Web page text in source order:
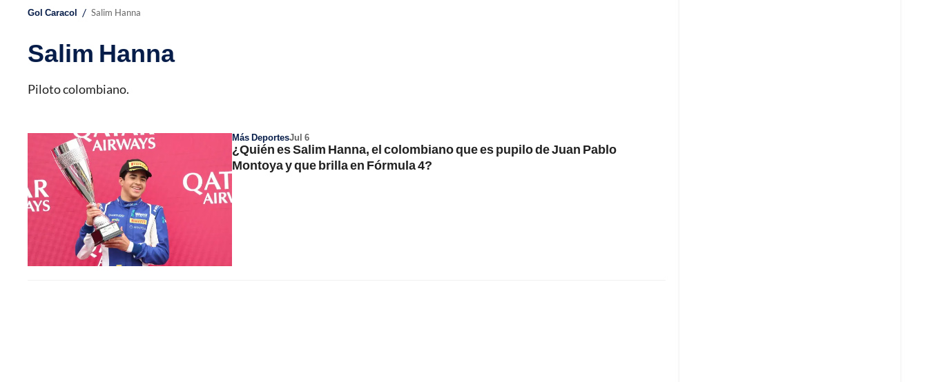
Gol Caracol / Salim Hanna
Salim Hanna
Piloto colombiano.
Más DeportesJul 6
¿Quién es Salim Hanna, el colombiano que es pupilo de Juan Pablo
Montoya y que brilla en Fórmula 4?